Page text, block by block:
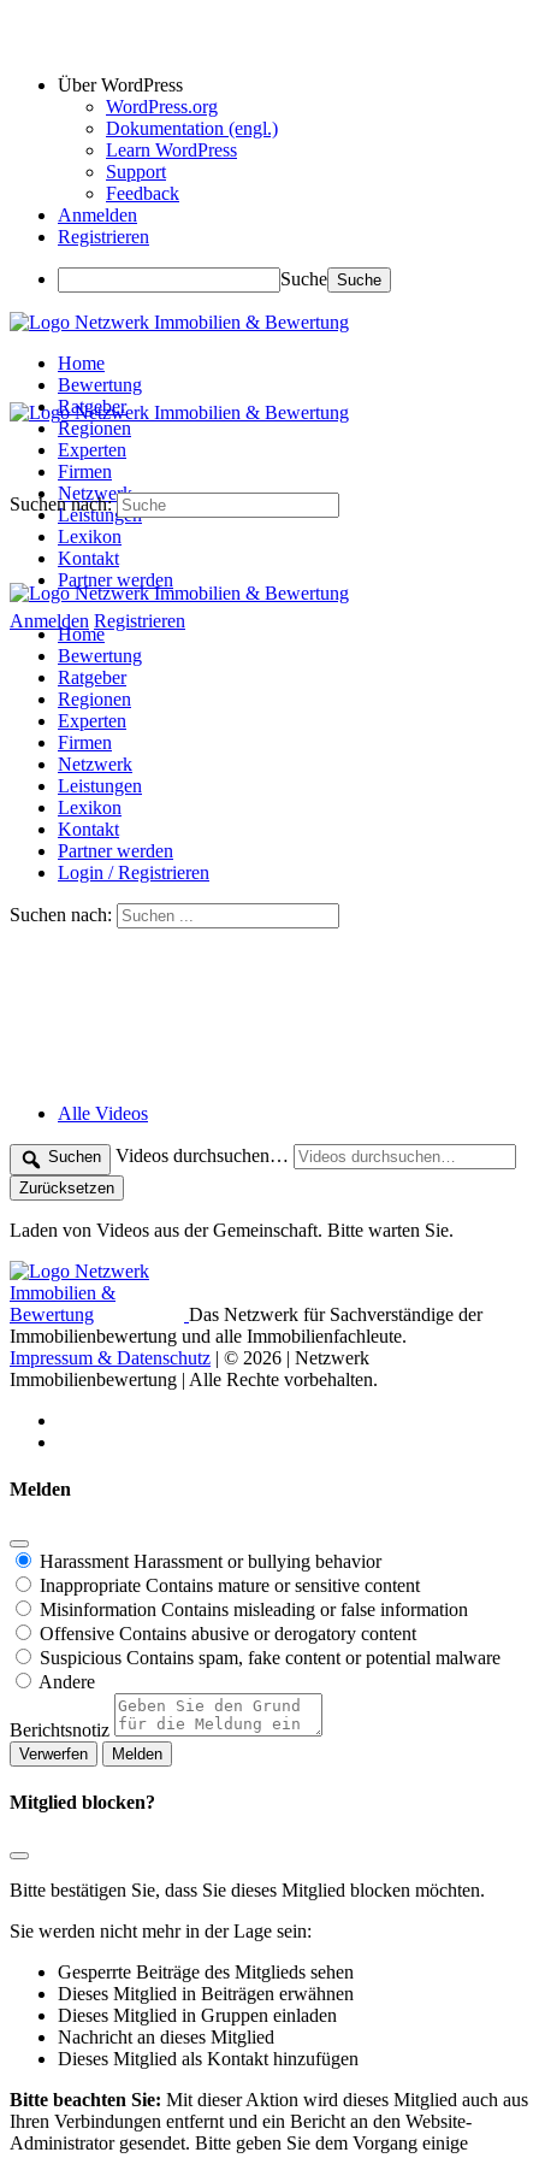
Über WordPress
WordPress.org
Dokumentation (engl.)
Learn WordPress
Support
Feedback
Anmelden
Registrieren
Suche
Home
Bewertung
Ratgeber
Regionen
Experten
Firmen
Netzwerk
Leistungen
Lexikon
Kontakt
Partner werden
Anmelden Registrieren
Suchen nach:
Home
Bewertung
Ratgeber
Regionen
Experten
Firmen
Netzwerk
Leistungen
Lexikon
Kontakt
Partner werden
Login / Registrieren
Suchen nach:
Alle Videos
Suchen Videos durchsuchen…
Zurücksetzen
Laden von Videos aus der Gemeinschaft. Bitte warten Sie.
Das Netzwerk für Sachverständige der
Immobilienbewertung und alle Immobilienfachleute.
Impressum & Datenschutz | © 2026 | Netzwerk
Immobilienbewertung | Alle Rechte vorbehalten.
Melden
Harassment Harassment or bullying behavior
Inappropriate Contains mature or sensitive content
Misinformation Contains misleading or false information
Offensive Contains abusive or derogatory content
Suspicious Contains spam, fake content or potential malware
Andere
Berichtsnotiz
Melden
Mitglied blocken?
Bitte bestätigen Sie, dass Sie dieses Mitglied blocken möchten.
Sie werden nicht mehr in der Lage sein:
Gesperrte Beiträge des Mitglieds sehen
Dieses Mitglied in Beiträgen erwähnen
Dieses Mitglied in Gruppen einladen
Nachricht an dieses Mitglied
Dieses Mitglied als Kontakt hinzufügen
Bitte beachten Sie: Mit dieser Aktion wird dieses Mitglied auch aus
Ihren Verbindungen entfernt und ein Bericht an den Website-
Administrator gesendet. Bitte geben Sie dem Vorgang einige